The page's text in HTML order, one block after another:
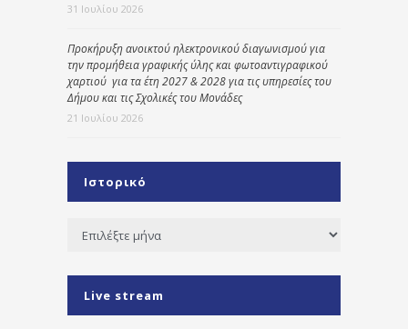
31 Ιουλίου 2026
Προκήρυξη ανοικτού ηλεκτρονικού διαγωνισμού για
την προμήθεια γραφικής ύλης και φωτοαντιγραφικού
χαρτιού για τα έτη 2027 & 2028 για τις υπηρεσίες του
Δήμου και τις Σχολικές του Μονάδες
21 Ιουλίου 2026
Ιστορικό
Ιστορικό
Live stream